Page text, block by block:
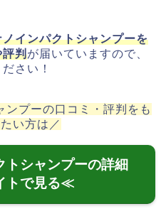
ノインパクトシャンプーを
評判が届いていますので、
さい！
ンプーの口コミ・評判をも
い方は／
シャンプーの詳細
トで見る≪